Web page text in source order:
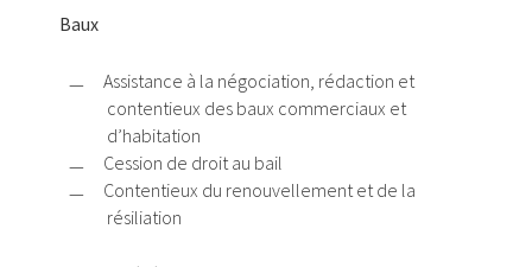
Baux
Assistance à la négociation, rédaction et
contentieux des baux commerciaux et
d’habitation
Cession de droit au bail
Contentieux du renouvellement et de la
résiliation